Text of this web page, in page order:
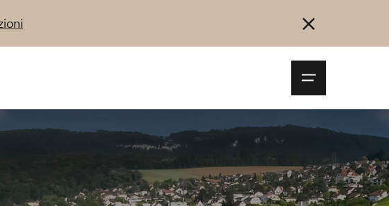
Registrazione
Inizia ora